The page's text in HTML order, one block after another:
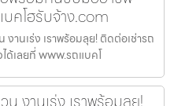
คโฮรับจ้าง.com
นเร่ง เราพร้อมลุย! ติดต่อเช่ารถ
เลยที่ www.รถแบคโ